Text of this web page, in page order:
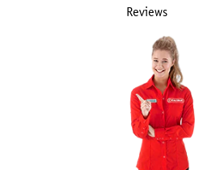
Reviews